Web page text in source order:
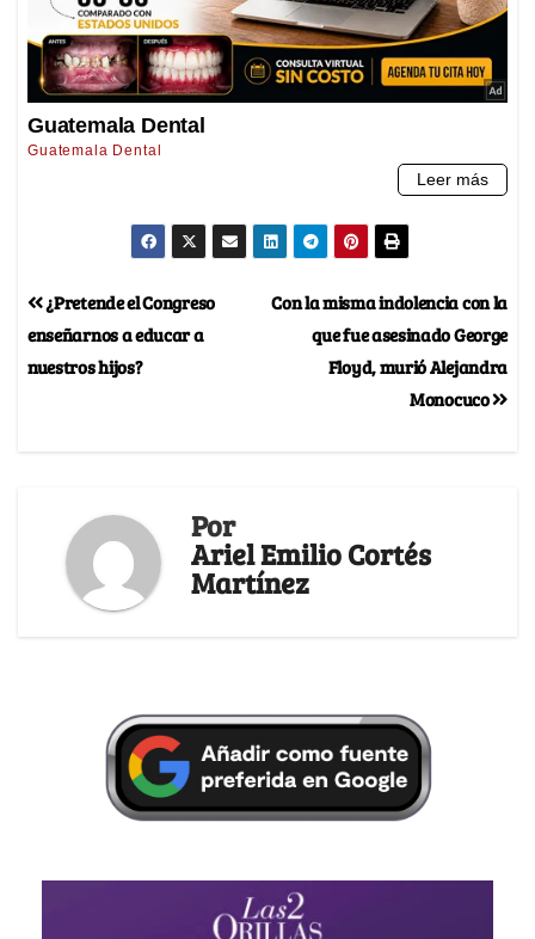
Con la misma indolencia con la
que fue asesinado George
Floyd, murió Alejandra
Monocuco
¿Pretende el Congreso
enseñarnos a educar a
nuestros hijos?
Por
Ariel Emilio Cortés
Martínez